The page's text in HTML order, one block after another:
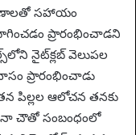
సహాయం
ప్రారంభించాడని
నైట్‌క్లబ్ వెలుపల
ప్రారంభించాడు
పిల్లల ఆలోచన తనకు
చైనా చౌతో సంబంధంలో